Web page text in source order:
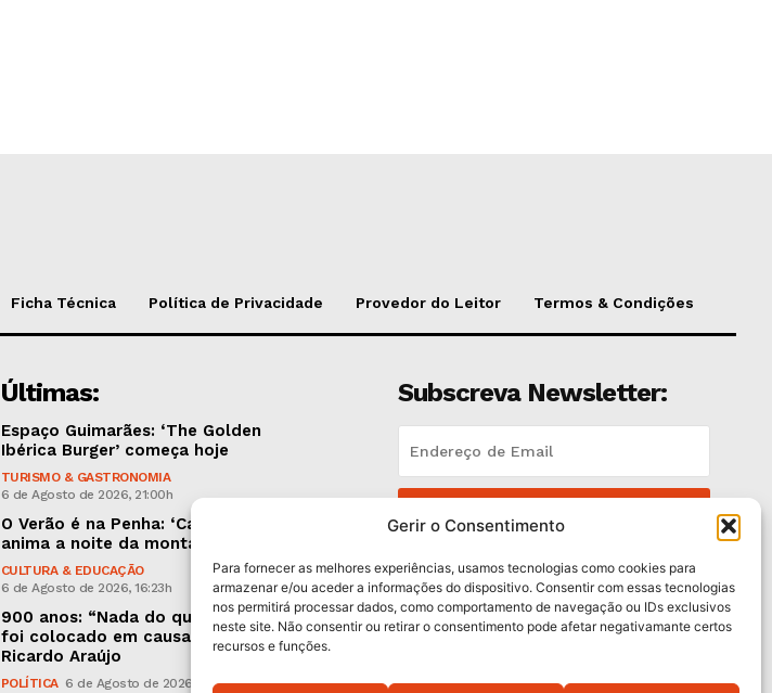
Gerir o Consentimento
Para fornecer as melhores experiências, usamos tecnologias como cookies para
armazenar e/ou aceder a informações do dispositivo. Consentir com essas tecnologias
nos permitirá processar dados, como comportamento de navegação ou IDs exclusivos
neste site. Não consentir ou retirar o consentimento pode afetar negativamante certos
recursos e funções.
Ficha Técnica Política de Privacidade Provedor do Leitor Termos & Condições
Últimas:
Espaço Guimarães: ‘The Golden
Ibérica Burger’ começa hoje
TURISMO & GASTRONOMIA
6 de Agosto de 2026, 21:00h
O Verão é na Penha: ‘Captain Boy’
anima a noite da montanha
CULTURA & EDUCAÇÃO
6 de Agosto de 2026, 16:23h
900 anos: “Nada do que vinha de trás
foi colocado em causa”, garante
Ricardo Araújo
POLÍTICA 6 de Agosto de 2026, 13:03h
Subscreva Newsletter:
Li e aceito aPolítica de Privacidade .